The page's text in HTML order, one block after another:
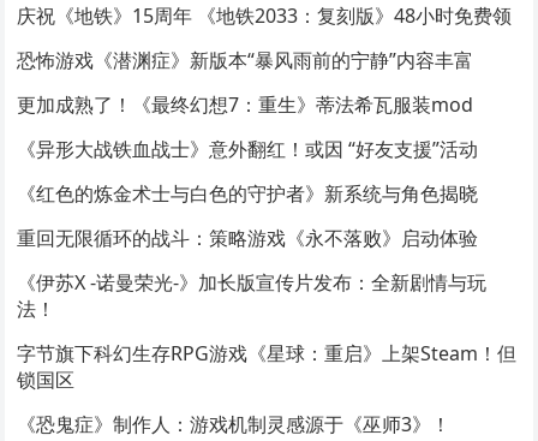
庆祝《地铁》15周年 《地铁2033：复刻版》48小时免费领
恐怖游戏《潜渊症》新版本“暴风雨前的宁静”内容丰富
更加成熟了！《最终幻想7：重生》蒂法希瓦服装mod
《异形大战铁血战士》意外翻红！或因 “好友支援”活动
《红色的炼金术士与白色的守护者》新系统与角色揭晓
重回无限循环的战斗：策略游戏《永不落败》启动体验
《伊苏X -诺曼荣光-》加长版宣传片发布：全新剧情与玩
法！
字节旗下科幻生存RPG游戏《星球：重启》上架Steam！但
锁国区
《恐鬼症》制作人：游戏机制灵感源于《巫师3》！